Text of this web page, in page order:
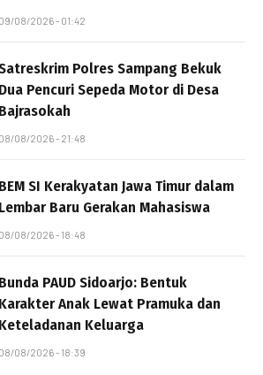
09/08/2026 - 01:42
Polres Sampang Bekuk
Dua Pencuri Sepeda Motor di Desa
Bajrasokah
08/08/2026 - 21:48
BEM SI Kerakyatan Jawa Timur dalam
Lembar Baru Gerakan Mahasiswa
08/08/2026 - 18:48
Bunda PAUD Sidoarjo: Bentuk
Karakter Anak Lewat Pramuka dan
Keteladanan Keluarga
08/08/2026 - 18:39